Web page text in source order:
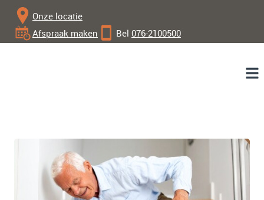
Onze locatie
Afspraak maken
Bel 076-2100500